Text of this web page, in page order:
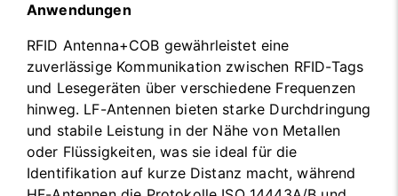
Anwendungen
RFID Antenna+COB gewährleistet eine
zuverlässige Kommunikation zwischen RFID-Tags
und Lesegeräten über verschiedene Frequenzen
hinweg. LF-Antennen bieten starke Durchdringung
und stabile Leistung in der Nähe von Metallen
oder Flüssigkeiten, was sie ideal für die
Identifikation auf kurze Distanz macht, während